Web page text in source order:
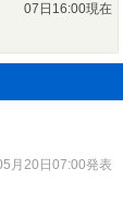
07日16:00現在
月20日07:00発表